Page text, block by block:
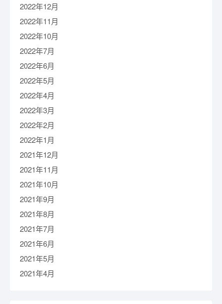
2022年12月
2022年11月
2022年10月
2022年7月
2022年6月
2022年5月
2022年4月
2022年3月
2022年2月
2022年1月
2021年12月
2021年11月
2021年10月
2021年9月
2021年8月
2021年7月
2021年6月
2021年5月
2021年4月